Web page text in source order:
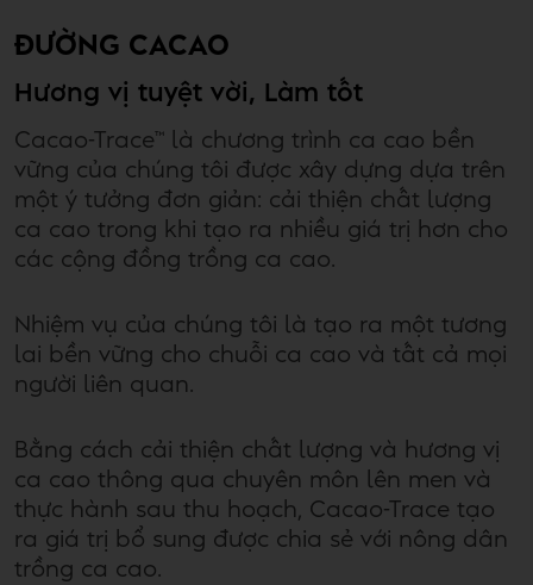
ĐƯỜNG CACAO
Hương vị tuyệt vời, Làm tốt
Cacao-Trace™ là chương trình ca cao bền
vững của chúng tôi được xây dựng dựa trên
một ý tưởng đơn giản: cải thiện chất lượng
ca cao trong khi tạo ra nhiều giá trị hơn cho
các cộng đồng trồng ca cao.
Nhiệm vụ của chúng tôi là tạo ra một tương
lai bền vững cho chuỗi ca cao và tất cả mọi
người liên quan.
Bằng cách cải thiện chất lượng và hương vị
ca cao thông qua chuyên môn lên men và
thực hành sau thu hoạch, Cacao-Trace tạo
ra giá trị bổ sung được chia sẻ với nông dân
trồng ca cao.